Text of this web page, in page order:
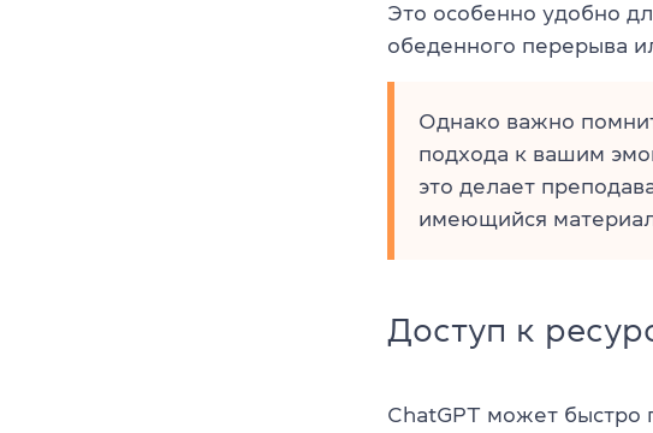
Это особенно удобно
обеденного перерыва
Однако важно
подхода к вашим
это делает
имеющийся
Доступ к
ChatGPT может быстро